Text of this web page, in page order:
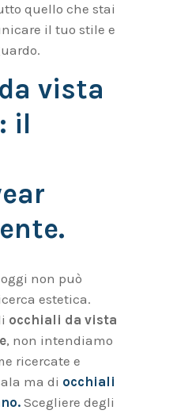
quello che stai
il tuo stile e
vista
il
non può
estetica.
occhiali da vista
, non intendiamo
ricercate e
ma di occhiali
Scegliere degli